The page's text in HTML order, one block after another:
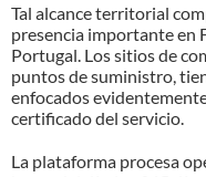
Tal alcance territorial
presencia importante en
Portugal. Los sitios de
puntos de suministro,
enfocados
certificado del servicio.
La plataforma procesa